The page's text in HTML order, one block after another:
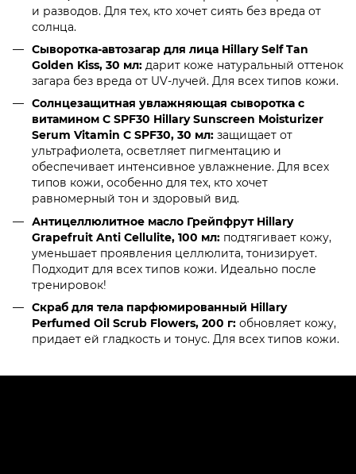
и разводов. Для тех, кто хочет сиять без вреда от
солнца.
Сыворотка-автозагар для лица Hillary Self Tan
Golden Kiss, 30 мл: дарит коже натуральный оттенок
загара без вреда от UV-лучей. Для всех типов кожи.
Солнцезащитная увлажняющая сыворотка с
витамином C SPF30 Hillary Sunscreen Moisturizer
Serum Vitamin C SPF30, 30 мл: защищает от
ультрафиолета, осветляет пигментацию и
обеспечивает интенсивное увлажнение. Для всех
типов кожи, особенно для тех, кто хочет
равномерный тон и здоровый вид.
Антицеллюлитное масло Грейпфрут Hillary
Grapefruit Anti Cellulite, 100 мл: подтягивает кожу,
уменьшает проявления целлюлита, тонизирует.
Подходит для всех типов кожи. Идеально после
тренировок!
Скраб для тела парфюмированный Hillary
Perfumed Oil Scrub Flowers, 200 г: обновляет кожу,
придает ей гладкость и тонус. Для всех типов кожи.